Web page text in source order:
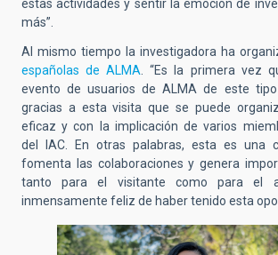
estas actividades y sentir la emoción de
más”.
Al mismo tiempo la investigadora ha
españolas de ALMA . “Es la primera vez
evento de usuarios de ALMA de este
gracias a esta visita que se puede
eficaz y con la implicación de varios
del IAC. En otras palabras, esta es una
fomenta las colaboraciones y genera
tanto para el visitante como para el
inmensamente feliz de haber tenido esta